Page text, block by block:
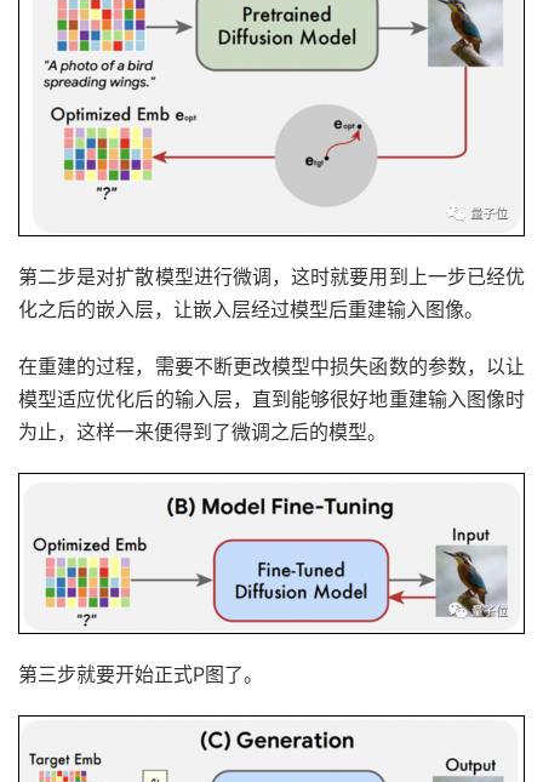
第二步是对扩散模型进行微调，这时就要用到上一步已经优
化之后的嵌入层，让嵌入层经过模型后重建输入图像。
在重建的过程，需要不断更改模型中损失函数的参数，以让
模型适应优化后的输入层，直到能够很好地重建输入图像时
为止，这样一来便得到了微调之后的模型。
第三步就要开始正式P图了。